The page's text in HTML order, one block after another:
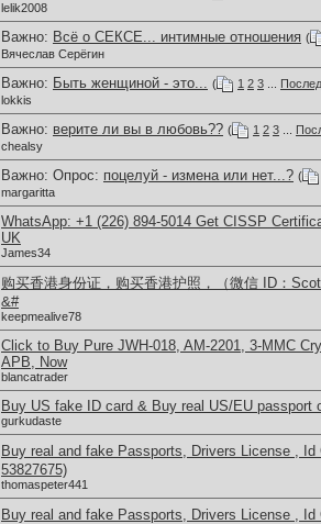
lelik2008
Важно: Всё о СЕКСЕ... интимные отношения (
Вячеслав Серёгин
Важно: Быть женщиной - это... ( 1 2 3
lokkis
Важно: верите ли вы в любовь?? ( 1 2 3
chealsy
Важно: Опрос: поцелуй - измена или нет...? (
margaritta
WhatsApp: +1 (226) 894-5014​ Get CISSP
UK
James34
购买香港身份证，购买香港护照，（微信 ID：
&#
keepmealive78
Click to Buy Pure JWH-018, AM-2201, 3-MMC
APB, Now
blancatrader
Buy US fake ID card & Buy real US/EU passport
gurkudaste
Buy real and fake Passports, Drivers License , Id
53827675)
thomaspeter441
Buy real and fake Passports, Drivers License , Id